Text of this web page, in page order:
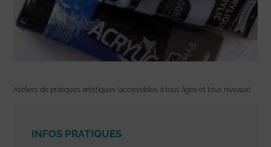
Ateliers de pratiques artistiques (accessibles à tous âges et tous niveaux)
INFOS PRATIQUES